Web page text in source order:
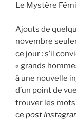
Le Mystère
Ajouts de
novembre
ce jour : s’il
« grands
à une nouvelle
d’un point de
trouver les
ce post